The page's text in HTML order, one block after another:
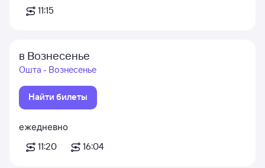
11:15
в Вознесенье
Ошта - Вознесенье
Найти билеты
ежедневно
11:20
16:04